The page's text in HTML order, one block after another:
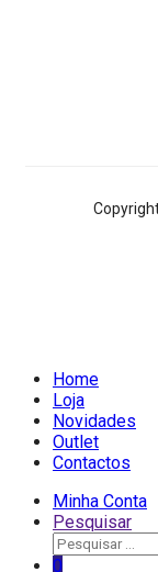
Home
Loja
Novidades
Outlet
Contactos
Minha Conta
Pesquisar
Pesquisar
por:
0